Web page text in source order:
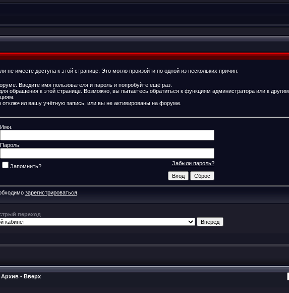
не имеете доступа к этой странице. Это могло произойти по одной из нескольких причин:
Введите имя пользователя и пароль и попробуйте ещё раз.
обращения к этой странице. Возможно, вы пытаетесь обратиться к функциям администратора или к другим
отключил вашу учётную запись, или вы не активированы на форуме.
Имя:
Пароль:
Забыли пароль?
Запомнить?
зарегистрироваться.
переход
Архив - Вверх